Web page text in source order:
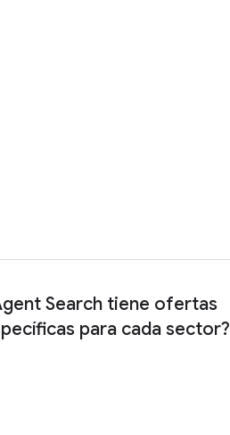
Search tiene ofertas
para cada sector?